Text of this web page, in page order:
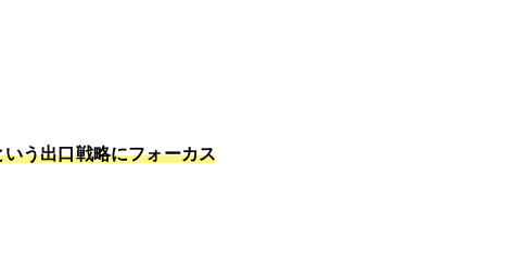
う出口戦略にフォーカス